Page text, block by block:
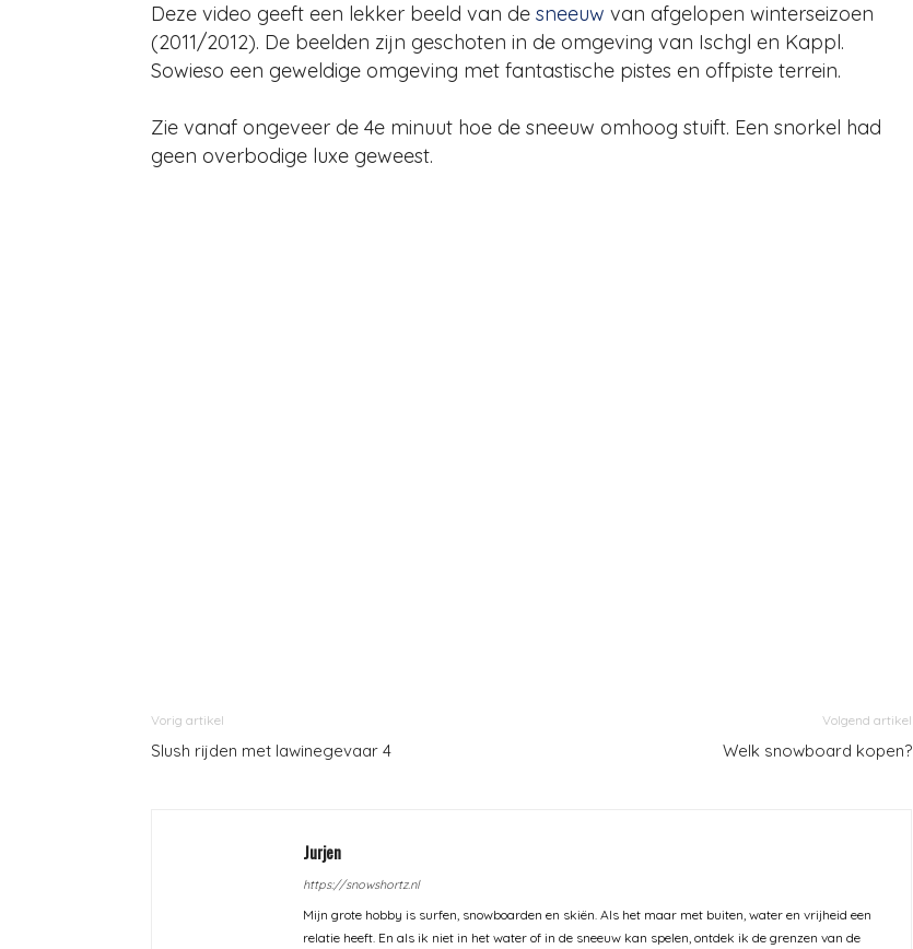
Deze video geeft een lekker beeld van de sneeuw van afgelopen winterseizoen
(2011/2012). De beelden zijn geschoten in de omgeving van Ischgl en Kappl.
Sowieso een geweldige omgeving met fantastische pistes en offpiste terrein.
Zie vanaf ongeveer de 4e minuut hoe de sneeuw omhoog stuift. Een snorkel had
geen overbodige luxe geweest.
Vorig artikel
Slush rijden met lawinegevaar 4
Volgend artikel
Welk snowboard kopen?
Jurjen
https://snowshortz.nl
Mijn grote hobby is surfen, snowboarden en skiën. Als het maar met buiten, water en vrijheid een
relatie heeft. En als ik niet in het water of in de sneeuw kan spelen, ontdek ik de grenzen van de